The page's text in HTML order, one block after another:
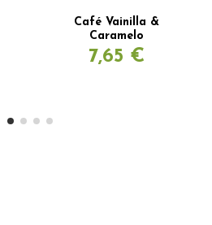
Café Vainilla &
Caramelo
7,65 €